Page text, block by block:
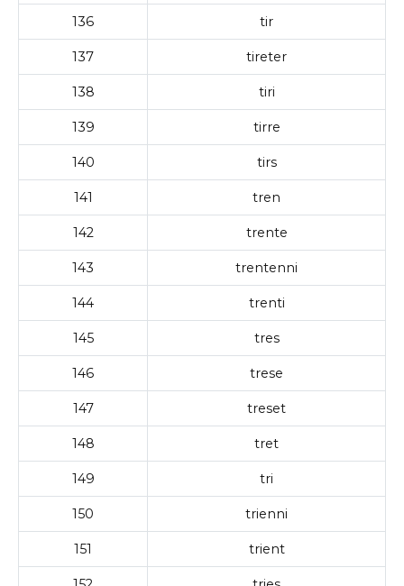
136 tir
137 tireter
138 tiri
139 tirre
140 tirs
141 tren
142 trente
143 trentenni
144 trenti
145 tres
146 trese
147 treset
148 tret
149 tri
150 trienni
151 trient